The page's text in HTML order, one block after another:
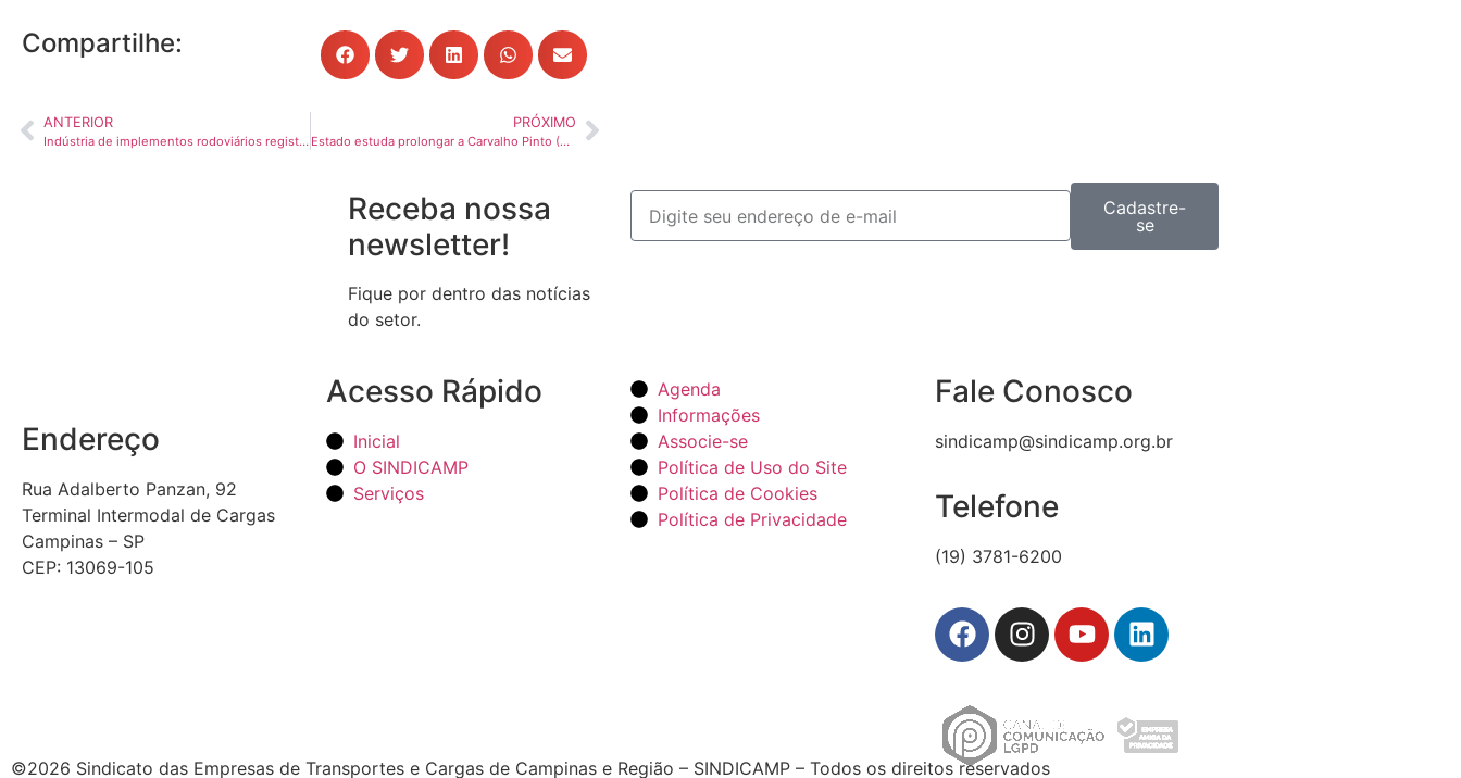
Compartilhe:
ANTERIOR
Indústria de implementos rodoviários registra forte queda no início de 2026
PRÓXIMO
Estado estuda prolongar a Carvalho Pinto (SP-070) até Aparecida do Norte
Receba nossa
newsletter!
Fique por dentro das notícias
do setor.
Cadastre-
se
Endereço
Rua Adalberto Panzan, 92
Terminal Intermodal de Cargas
Campinas – SP
CEP: 13069-105
Acesso Rápido
Inicial
O SINDICAMP
Serviços
Agenda
Informações
Associe-se
Política de Uso do Site
Política de Cookies
Política de Privacidade
Fale Conosco
sindicamp@sindicamp.org.br
Telefone
(19) 3781-6200
©2026 Sindicato das Empresas de Transportes e Cargas de Campinas e Região – SINDICAMP – Todos os direitos reservados